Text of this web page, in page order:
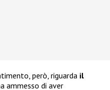
però, riguarda il
ammesso di aver